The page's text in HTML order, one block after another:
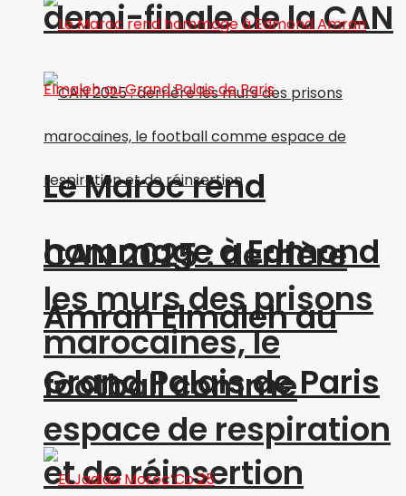
demi-finale de la CAN
CAN 2025 : derrière
les murs des prisons
marocaines, le
football comme
espace de respiration
et de réinsertion
Le Maroc rend
hommage à Edmond
Amran Elmaleh au
Grand Palais de Paris